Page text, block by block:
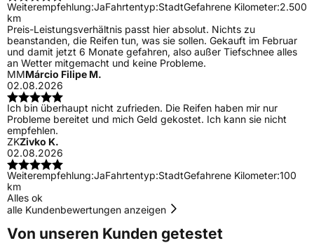
Weiterempfehlung:JaFahrtentyp:StadtGefahrene Kilometer:2.500
km
Preis-Leistungsverhältnis passt hier absolut. Nichts zu
beanstanden, die Reifen tun, was sie sollen. Gekauft im Februar
und damit jetzt 6 Monate gefahren, also außer Tiefschnee alles
an Wetter mitgemacht und keine Probleme.
MMMárcio Filipe M.
02.08.2026
Ich bin überhaupt nicht zufrieden. Die Reifen haben mir nur
Probleme bereitet und mich Geld gekostet. Ich kann sie nicht
empfehlen.
ZKZivko K.
02.08.2026
Weiterempfehlung:JaFahrtentyp:StadtGefahrene Kilometer:100
km
Alles ok
alle Kundenbewertungen anzeigen
Von unseren Kunden getestet